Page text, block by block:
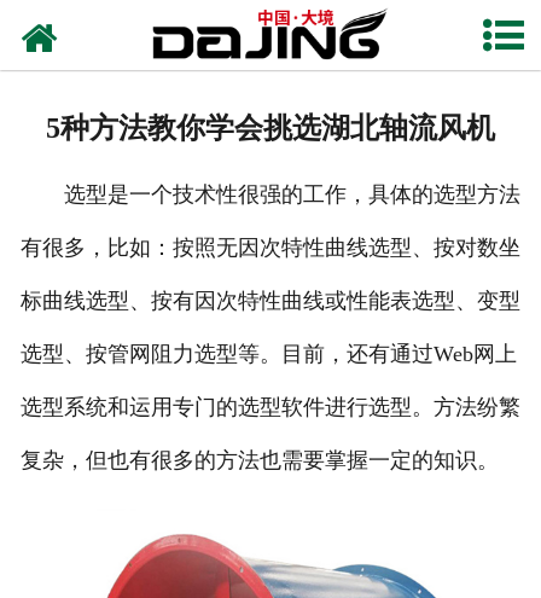
网站首页
风机知识
新闻中心
联系我们
5种方法教你学会挑选湖北轴流风机
选型是一个技术性很强的工作，具体的选型方法
有很多，比如：按照无因次特性曲线选型、按对数坐
标曲线选型、按有因次特性曲线或性能表选型、变型
选型、按管网阻力选型等。目前，还有通过Web网上
选型系统和运用专门的选型软件进行选型。方法纷繁
复杂，但也有很多的方法也需要掌握一定的知识。